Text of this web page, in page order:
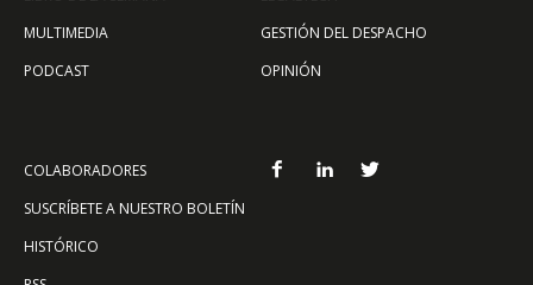
MULTIMEDIA
PODCAST
GESTIÓN DEL DESPACHO
OPINIÓN
COLABORADORES
SUSCRÍBETE A NUESTRO BOLETÍN
HISTÓRICO